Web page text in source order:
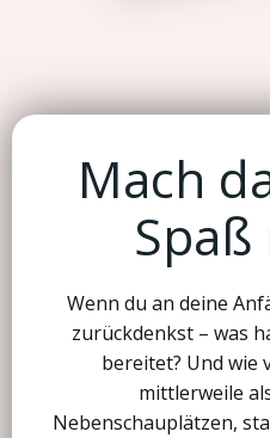
Mach
Wenn du an deine
zurückdenkst – was
bereitet? Und wie
mittlerweile
Nebenschauplätzen,